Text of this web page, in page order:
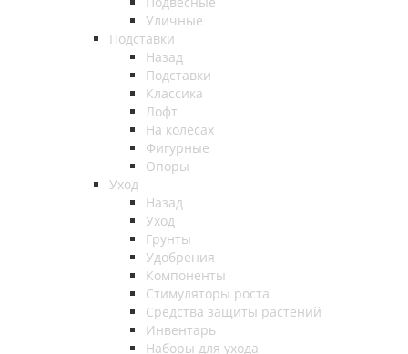
Уличные
Подставки
Назад
Подставки
Классика
Лофт
На колесах
Фигурные
Опоры
Уход
Назад
Уход
Грунты
Удобрения
Компоненты
Стимуляторы роста
Средства защиты растений
Инвентарь
Наборы для ухода